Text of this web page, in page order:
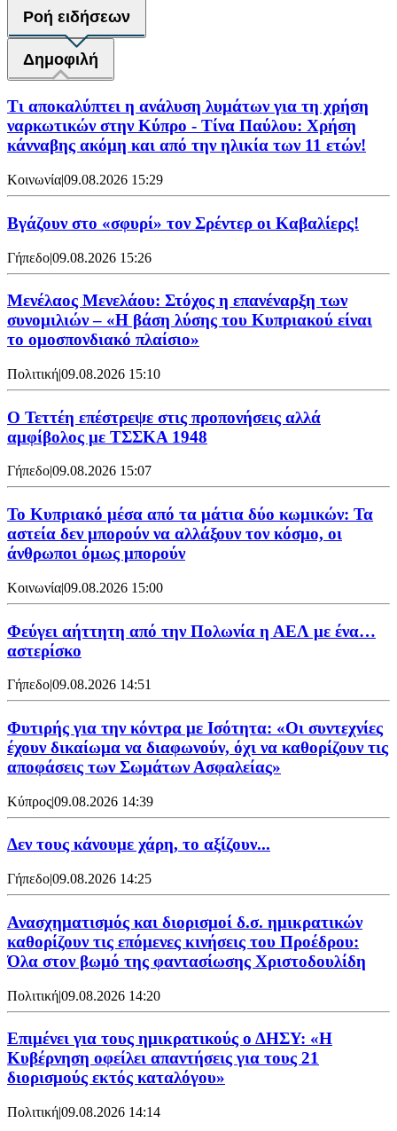
Ροή ειδήσεων
Δημοφιλή
Τι αποκαλύπτει η ανάλυση λυμάτων για τη χρήση
ναρκωτικών στην Κύπρο - Τίνα Παύλου: Χρήση
κάνναβης ακόμη και από την ηλικία των 11 ετών!
Κοινωνία|09.08.2026 15:29
Bγάζουν στο «σφυρί» τον Σρέντερ οι Καβαλίερς!
Γήπεδο|09.08.2026 15:26
Μενέλαος Μενελάου: Στόχος η επανέναρξη των
συνομιλιών – «Η βάση λύσης του Κυπριακού είναι
το ομοσπονδιακό πλαίσιο»
Πολιτική|09.08.2026 15:10
Ο Τεττέη επέστρεψε στις προπονήσεις αλλά
αμφίβολος με ΤΣΣΚΑ 1948
Γήπεδο|09.08.2026 15:07
Το Κυπριακό μέσα από τα μάτια δύο κωμικών: Τα
αστεία δεν μπορούν να αλλάξουν τον κόσμο, οι
άνθρωποι όμως μπορούν
Κοινωνία|09.08.2026 15:00
Φεύγει αήττητη από την Πολωνία η ΑΕΛ με ένα…
αστερίσκο
Γήπεδο|09.08.2026 14:51
Φυτιρής για την κόντρα με Ισότητα: «Οι συντεχνίες
έχουν δικαίωμα να διαφωνούν, όχι να καθορίζουν τις
αποφάσεις των Σωμάτων Ασφαλείας»
Κύπρος|09.08.2026 14:39
Δεν τους κάνουμε χάρη, το αξίζουν...
Γήπεδο|09.08.2026 14:25
Ανασχηματισμός και διορισμοί δ.σ. ημικρατικών
καθορίζουν τις επόμενες κινήσεις του Προέδρου:
Όλα στον βωμό της φαντασίωσης Χριστοδουλίδη
Πολιτική|09.08.2026 14:20
Επιμένει για τους ημικρατικούς ο ΔΗΣΥ: «Η
Κυβέρνηση οφείλει απαντήσεις για τους 21
διορισμούς εκτός καταλόγου»
Πολιτική|09.08.2026 14:14